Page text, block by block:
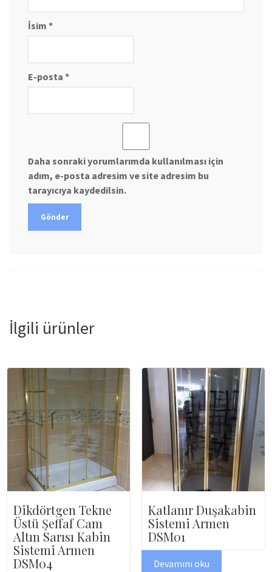
İsim *
E-posta *
Daha sonraki yorumlarımda kullanılması için
adım, e-posta adresim ve site adresim bu
tarayıcıya kaydedilsin.
İlgili ürünler
Dikdörtgen Tekne
Üstü Şeffaf Cam
Altın Sarısı Kabin
Sistemi Armen
DSM04
Katlanır Duşakabin
Sistemi Armen
DSM01
Devamını oku